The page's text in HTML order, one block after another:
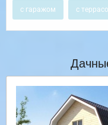
с гаражом с